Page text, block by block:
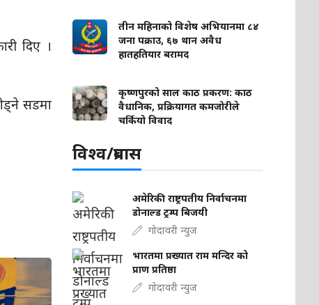
दिए ।
सडमा
तीन महिनाको विशेष अभियानमा ८४
जना पक्राउ, ६७ थान अवैध
हातहतियार बरामद
कृष्णपुरको साल काठ प्रकरण: काठ
वैधानिक, प्रक्रियागत कमजोरीले
चर्कियो विवाद
विश्व/प्रबास
अमेरिकी राष्ट्रपतीय निर्वाचनमा
डोनाल्ड ट्रम्प बिजयी
गोदावरी न्युज
भारतमा प्रख्यात राम मन्दिर को
प्राण प्रतिष्ठा
गोदावरी न्युज